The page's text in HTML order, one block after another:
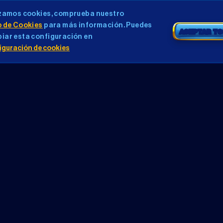
cookies, comprueba nuestro
de Cookies para más información. Puedes
esta configuración en
de cookies
ACEPTAR